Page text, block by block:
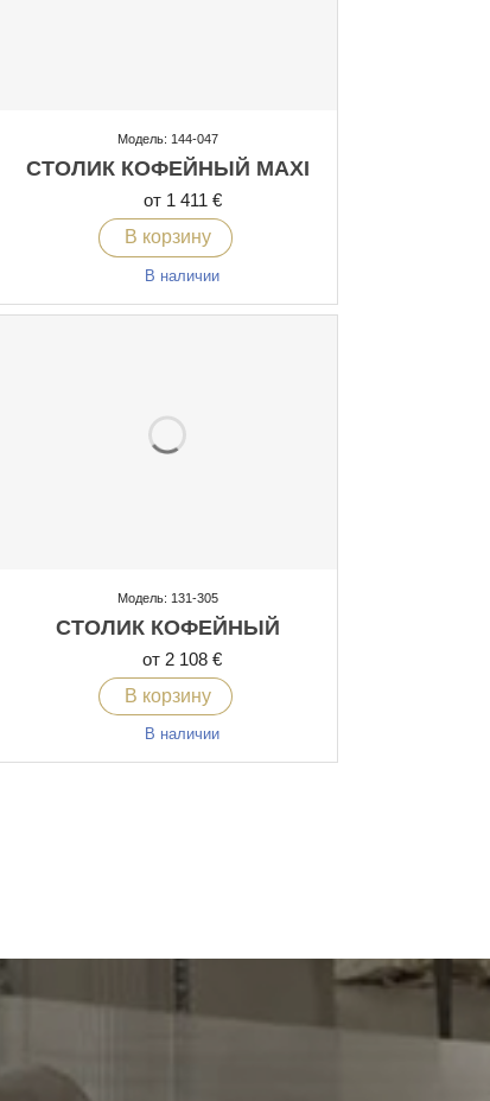
Модель: 144-047
СТОЛИК КОФЕЙНЫЙ MAXI
от 1 411 €
В корзину
В наличии
Модель: 131-305
СТОЛИК КОФЕЙНЫЙ
от 2 108 €
В корзину
В наличии